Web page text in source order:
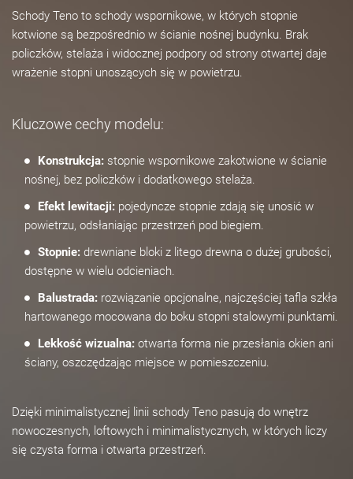
Schody Teno to schody wspornikowe, w których stopnie
kotwione są bezpośrednio w ścianie nośnej budynku. Brak
policzków, stelaża i widocznej podpory od strony otwartej daje
wrażenie stopni unoszących się w powietrzu.
Kluczowe cechy modelu:
Konstrukcja: stopnie wspornikowe zakotwione w ścianie
nośnej, bez policzków i dodatkowego stelaża.
Efekt lewitacji: pojedyncze stopnie zdają się unosić w
powietrzu, odsłaniając przestrzeń pod biegiem.
Stopnie: drewniane bloki z litego drewna o dużej grubości,
dostępne w wielu odcieniach.
Balustrada: rozwiązanie opcjonalne, najczęściej tafla szkła
hartowanego mocowana do boku stopni stalowymi punktami.
Lekkość wizualna: otwarta forma nie przesłania okien ani
ściany, oszczędzając miejsce w pomieszczeniu.
Dzięki minimalistycznej linii schody Teno pasują do wnętrz
nowoczesnych, loftowych i minimalistycznych, w których liczy
się czysta forma i otwarta przestrzeń.